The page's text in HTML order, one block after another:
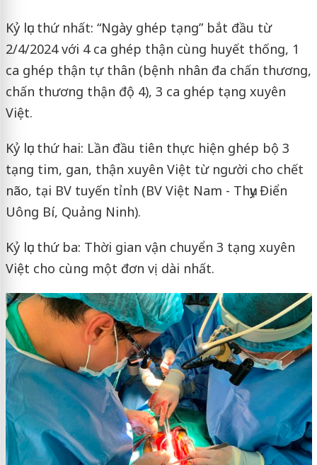
Kỷ lục thứ nhất: “Ngày ghép tạng” bắt đầu từ
2/4/2024 với 4 ca ghép thận cùng huyết thống, 1
ca ghép thận tự thân (bệnh nhân đa chấn thương,
chấn thương thận độ 4), 3 ca ghép tạng xuyên
Việt.
Kỷ lục thứ hai: Lần đầu tiên thực hiện ghép bộ 3
tạng tim, gan, thận xuyên Việt từ người cho chết
não, tại BV tuyến tỉnh (BV Việt Nam - Thụy Điển
Uông Bí, Quảng Ninh).
Kỷ lục thứ ba: Thời gian vận chuyển 3 tạng xuyên
Việt cho cùng một đơn vị dài nhất.